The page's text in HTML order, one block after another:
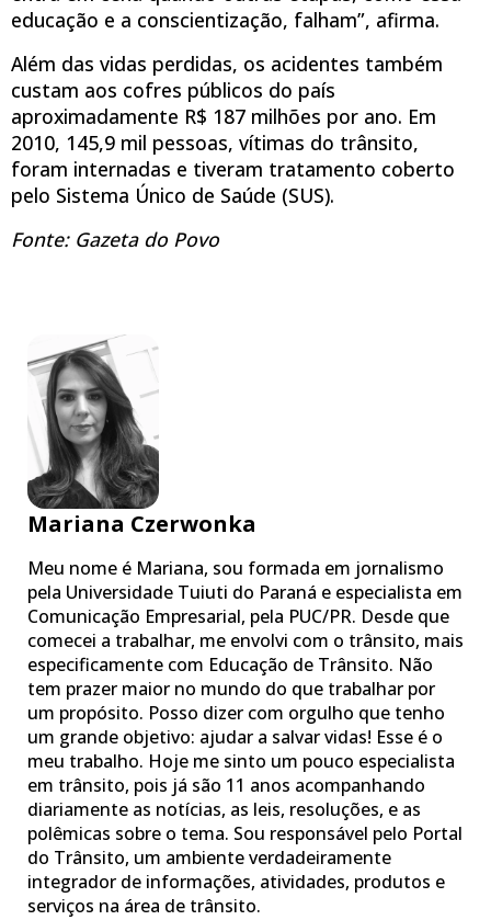
educação e a conscientização, falham”, afirma.
Além das vidas perdidas, os acidentes também
custam aos cofres públicos do país
aproximadamente R$ 187 milhões por ano. Em
2010, 145,9 mil pessoas, vítimas do trânsito,
foram internadas e tiveram tratamento coberto
pelo Sistema Único de Saúde (SUS).
Fonte: Gazeta do Povo
Mariana Czerwonka
Meu nome é Mariana, sou formada em jornalismo
pela Universidade Tuiuti do Paraná e especialista em
Comunicação Empresarial, pela PUC/PR. Desde que
comecei a trabalhar, me envolvi com o trânsito, mais
especificamente com Educação de Trânsito. Não
tem prazer maior no mundo do que trabalhar por
um propósito. Posso dizer com orgulho que tenho
um grande objetivo: ajudar a salvar vidas! Esse é o
meu trabalho. Hoje me sinto um pouco especialista
em trânsito, pois já são 11 anos acompanhando
diariamente as notícias, as leis, resoluções, e as
polêmicas sobre o tema. Sou responsável pelo Portal
do Trânsito, um ambiente verdadeiramente
integrador de informações, atividades, produtos e
serviços na área de trânsito.